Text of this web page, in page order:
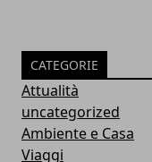
CATEGORIE
Attualità
uncategorized
Ambiente e Casa
Viaggi